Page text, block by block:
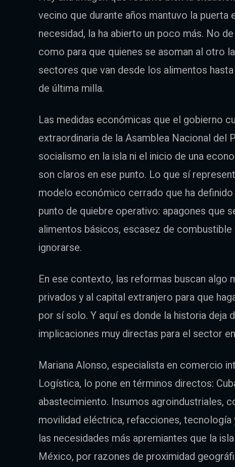
vecino que durante años mantuvo la puerta
necesidad, la ha abierto un poco más. No
como para que quienes se asoman al otro
sectores que van desde los alimentos
de última milla.
Las medidas económicas que el gobierno
extraordinaria de la Asamblea Nacional del
socialismo en la isla ni el inicio de una
son claros en ese punto. Lo que sí
modelo económico cerrado que ha definido
punto de quiebre operativo: apagones que
alimentos básicos, escasez de
ignorarse.
En ese contexto, las reformas buscan
privados y al capital extranjero para que
por sí solo. Y aquí es donde la historia deja
implicaciones muy directas para el sector
Mariana Alonso, especialista en comercio
Logística, lo pone en términos directos:
abastecimiento. Insumos agroindustriales,
movilidad eléctrica, refacciones,
las necesidades más apremiantes que la
México, por razones de proximidad